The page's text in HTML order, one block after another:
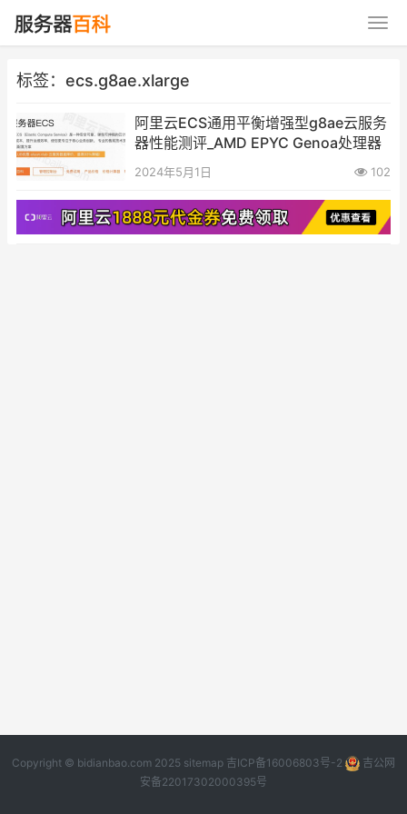
标签：ecs.g8ae.xlarge
阿里云ECS通用平衡增强型g8ae云服务
器性能测评_AMD EPYC Genoa处理器
2024年5月1日 102
Copyright © bidianbao.com 2025 sitemap 吉ICP备16006803号-2
吉公网
安备22017302000395号